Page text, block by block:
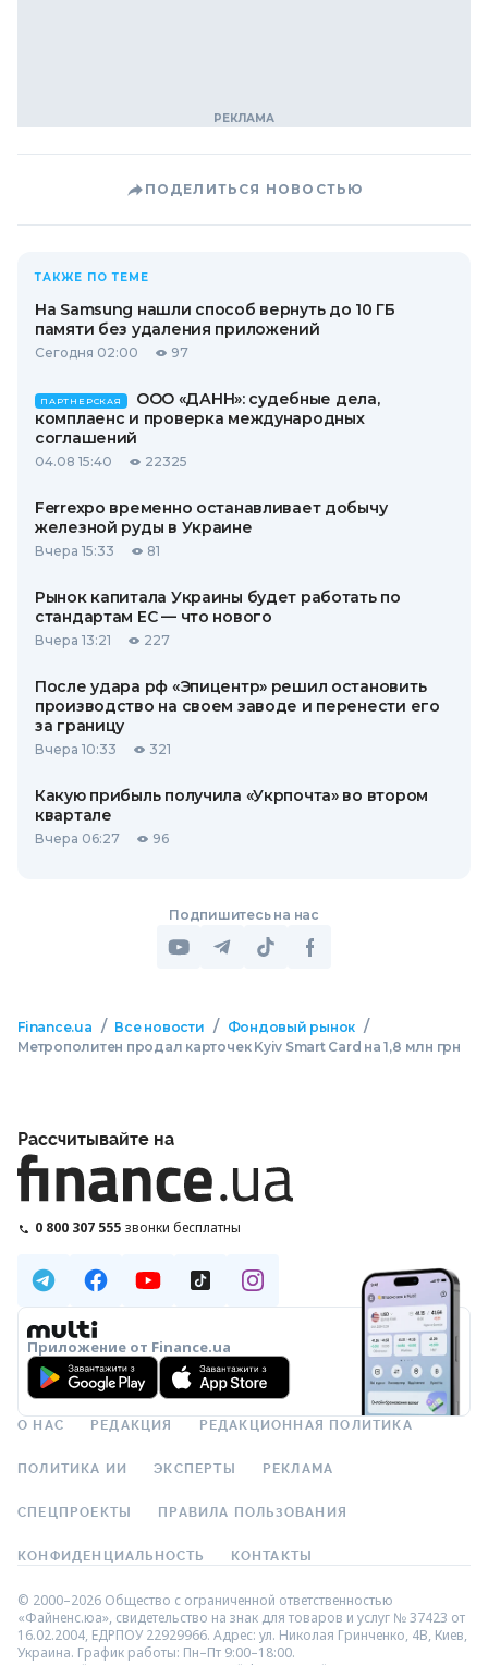
ПОДЕЛИТЬСЯ НОВОСТЬЮ
ТАКЖЕ ПО ТЕМЕ
На Samsung нашли способ вернуть до 10 ГБ
памяти без удаления приложений
Сегодня 02:00 97
ПАРТНЕРСКАЯ
ООО «ДАНН»: судебные дела,
комплаенс и проверка международных
соглашений
04.08 15:40 22325
Ferrexpo временно останавливает добычу
железной руды в Украине
Вчера 15:33 81
Рынок капитала Украины будет работать по
стандартам ЕС — что нового
Вчера 13:21 227
После удара рф «Эпицентр» решил остановить
производство на своем заводе и перенести его
за границу
Вчера 10:33 321
Какую прибыль получила «Укрпочта» во втором
квартале
Вчера 06:27 96
Подпишитесь на нас
Finance.ua / Все новости / Фондовый рынок /
Метрополитен продал карточек Kyiv Smart Card на 1,8 млн грн
Рассчитывайте на
0 800 307 555 звонки бесплатны
Приложение от Finance.ua
О НАС РЕДАКЦИЯ РЕДАКЦИОННАЯ ПОЛИТИКА
ПОЛИТИКА ИИ ЭКСПЕРТЫ РЕКЛАМА
СПЕЦПРОЕКТЫ ПРАВИЛА ПОЛЬЗОВАНИЯ
КОНФИДЕНЦИАЛЬНОСТЬ КОНТАКТЫ
© 2000–2026 Общество с ограниченной ответственностью
«Файненс.юа», свидетельство на знак для товаров и услуг № 37423 от
16.02.2004, ЕДРПОУ 22929966. Адрес: ул. Николая Гринченко, 4В, Киев,
Украина. График работы: Пн–Пт 9:00–18:00.